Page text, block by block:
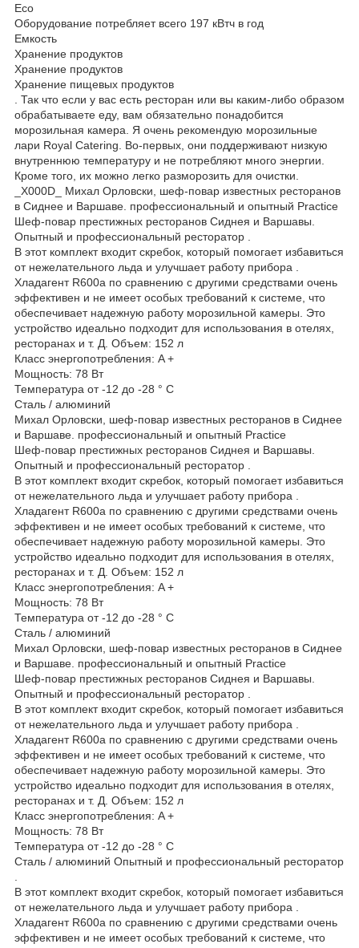
Eco
Оборудование потребляет всего 197 кВтч в год
Емкость
Хранение продуктов
Хранение продуктов
Хранение пищевых продуктов
. Так что если у вас есть ресторан или вы каким-либо образом
обрабатываете еду, вам обязательно понадобится
морозильная камера. Я очень рекомендую морозильные
лари Royal Catering. Во-первых, они поддерживают низкую
внутреннюю температуру и не потребляют много энергии.
Кроме того, их можно легко разморозить для очистки.
_X000D_ Михал Орловски, шеф-повар известных ресторанов
в Сиднее и Варшаве. профессиональный и опытный Practice
Шеф-повар престижных ресторанов Сиднея и Варшавы.
Опытный и профессиональный ресторатор .
В этот комплект входит скребок, который помогает избавиться
от нежелательного льда и улучшает работу прибора .
Хладагент R600a по сравнению с другими средствами очень
эффективен и не имеет особых требований к системе, что
обеспечивает надежную работу морозильной камеры. Это
устройство идеально подходит для использования в отелях,
ресторанах и т. Д. Объем: 152 л
Класс энергопотребления: A +
Мощность: 78 Вт
Температура от -12 до -28 ° C
Сталь / алюминий
Михал Орловски, шеф-повар известных ресторанов в Сиднее
и Варшаве. профессиональный и опытный Practice
Шеф-повар престижных ресторанов Сиднея и Варшавы.
Опытный и профессиональный ресторатор .
В этот комплект входит скребок, который помогает избавиться
от нежелательного льда и улучшает работу прибора .
Хладагент R600a по сравнению с другими средствами очень
эффективен и не имеет особых требований к системе, что
обеспечивает надежную работу морозильной камеры. Это
устройство идеально подходит для использования в отелях,
ресторанах и т. Д. Объем: 152 л
Класс энергопотребления: A +
Мощность: 78 Вт
Температура от -12 до -28 ° C
Сталь / алюминий
Михал Орловски, шеф-повар известных ресторанов в Сиднее
и Варшаве. профессиональный и опытный Practice
Шеф-повар престижных ресторанов Сиднея и Варшавы.
Опытный и профессиональный ресторатор .
В этот комплект входит скребок, который помогает избавиться
от нежелательного льда и улучшает работу прибора .
Хладагент R600a по сравнению с другими средствами очень
эффективен и не имеет особых требований к системе, что
обеспечивает надежную работу морозильной камеры. Это
устройство идеально подходит для использования в отелях,
ресторанах и т. Д. Объем: 152 л
Класс энергопотребления: A +
Мощность: 78 Вт
Температура от -12 до -28 ° C
Сталь / алюминий Опытный и профессиональный ресторатор
В этот комплект входит скребок, который помогает избавиться
от нежелательного льда и улучшает работу прибора .
Хладагент R600a по сравнению с другими средствами очень
эффективен и не имеет особых требований к системе, что